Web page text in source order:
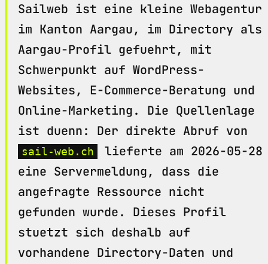
Sailweb ist eine kleine Webagentur
im Kanton Aargau, im Directory als
Aargau-Profil gefuehrt, mit
Schwerpunkt auf WordPress-
Websites, E-Commerce-Beratung und
Online-Marketing. Die Quellenlage
ist duenn: Der direkte Abruf von
sail-web.ch
lieferte am 2026-05-28
eine Servermeldung, dass die
angefragte Ressource nicht
gefunden wurde. Dieses Profil
stuetzt sich deshalb auf
vorhandene Directory-Daten und